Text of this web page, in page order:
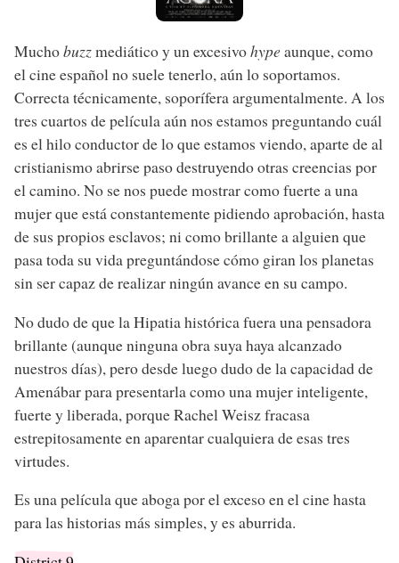
Muchobuzzmediático y un excesivohypeaunque, como
el cine español no suele tenerlo, aún lo soportamos.
Correcta técnicamente, soporífera argumentalmente. A los
tres cuartos de película aún nos estamos preguntando cuál
es el hilo conductor de lo que estamos viendo, aparte de al
cristianismo abrirse paso destruyendo otras creencias por
el camino. No se nos puede mostrar como fuerte a una
mujer que está constantemente pidiendo aprobación, hasta
de sus propios esclavos; ni como brillante a alguien que
pasa toda su vida preguntándose cómo giran los planetas
sin ser capaz de realizar ningún avance en su campo.
No dudo de que la Hipatia histórica fuera una pensadora
brillante (aunque ninguna obra suya haya alcanzado
nuestros días), pero desde luego dudo de la capacidad de
Amenábar para presentarla como una mujer inteligente,
fuerte y liberada, porque Rachel Weisz fracasa
estrepitosamente en aparentar cualquiera de esas tres
virtudes.
Es una película que aboga por el exceso en el cine hasta
para las historias más simples, y es aburrida.